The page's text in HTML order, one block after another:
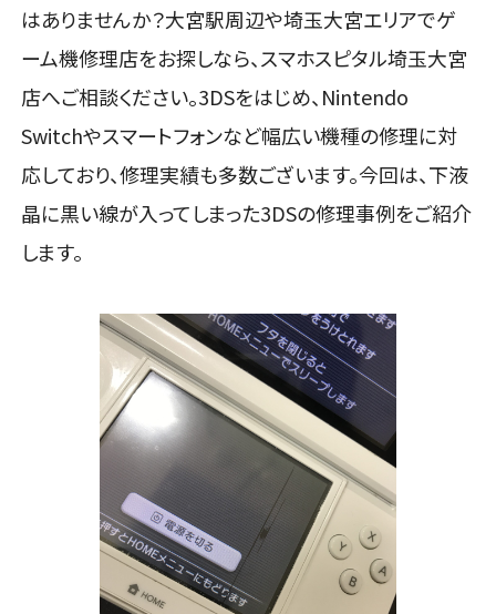
はありませんか？大宮駅周辺や埼玉大宮エリアでゲ
ーム機修理店をお探しなら、スマホスピタル埼玉大宮
店へご相談ください。3DSをはじめ、Nintendo
Switchやスマートフォンなど幅広い機種の修理に対
応しており、修理実績も多数ございます。今回は、下液
晶に黒い線が入ってしまった3DSの修理事例をご紹介
します。